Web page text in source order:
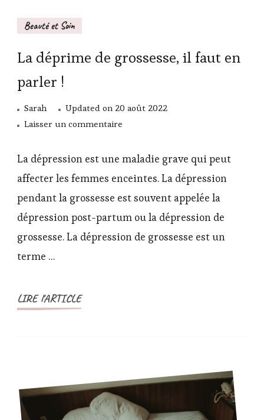
Beauté et Soin
La déprime de grossesse, il faut en
parler !
Sarah Updated on 20 août 2022
Laisser un commentaire
déprime
il
faut
en
La dépression est une maladie grave qui peut
affecter les femmes enceintes. La dépression
pendant la grossesse est souvent appelée la
dépression post-partum ou la dépression de
grossesse. La dépression de grossesse est un
terme …
LIRE l'ARTICLE